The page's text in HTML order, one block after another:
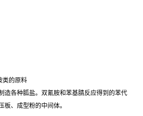
类的原料
造各种胍盐。双氰胺和苯基腈反应得到的苯代
板、成型粉的中间体。